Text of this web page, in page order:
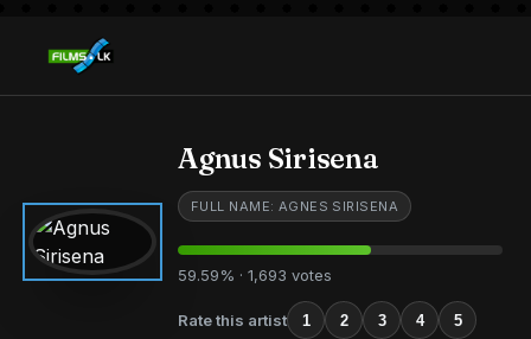
Agnus Sirisena
FULL NAME: AGNES SIRISENA
59.59% · 1,693 votes
Rate this artist 1 2 3 4 5